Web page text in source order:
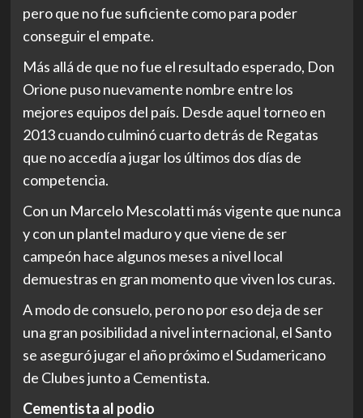
pero que no fue suficiente como para poder
conseguir el empate.
Más allá de que no fue el resultado esperado, Don
Orione puso nuevamente nombre entre los
mejores equipos del país. Desde aquel torneo en
2013 cuando culminó cuarto detrás de Regatas
que no accedía a jugar los últimos dos días de
competencia.
Con un Marcelo Mescolatti más vigente que nunca
y con un plantel maduro y que viene de ser
campeón hace algunos meses a nivel local
demuestras en gran momento que viven los curas.
A modo de consuelo, pero no por eso deja de ser
una gran posibilidad a nivel internacional, el Santo
se aseguró jugar el año próximo el Sudamericano
de Clubes junto a Cementista.
Cementista al podio